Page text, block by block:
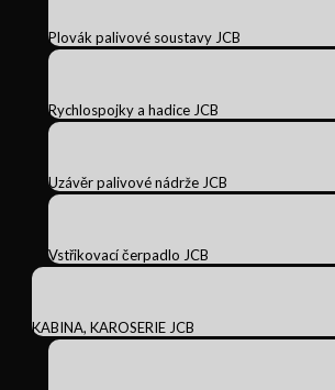
Plovák palivové soustavy JCB
Rychlospojky a hadice JCB
Uzávěr palivové nádrže JCB
Vstřikovací čerpadlo JCB
KABINA, KAROSERIE JCB